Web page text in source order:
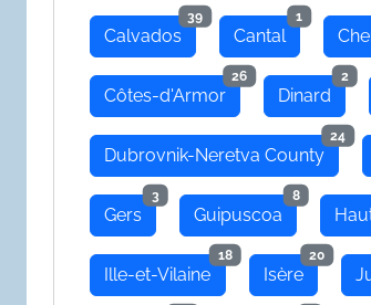
Calvados
39
Cantal
1
Côtes-d'Armor
26
Dinard
2
Dubrovnik-Neretva County
24
Gers
3
Guipuscoa
8
Ille-et-Vilaine
18
Isère
20